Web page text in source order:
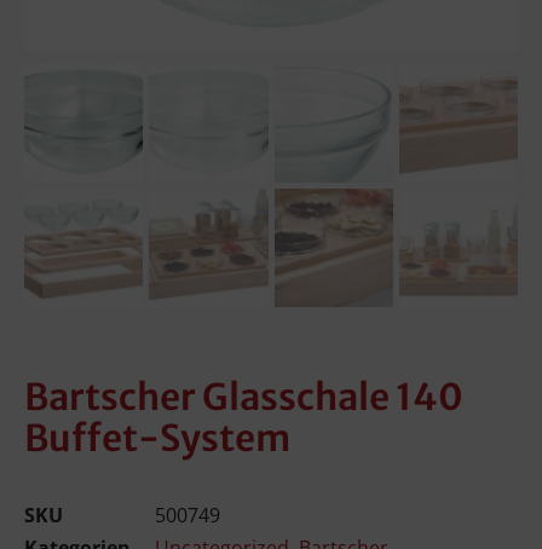
Bartscher Glasschale 140
Buffet-System
SKU
500749